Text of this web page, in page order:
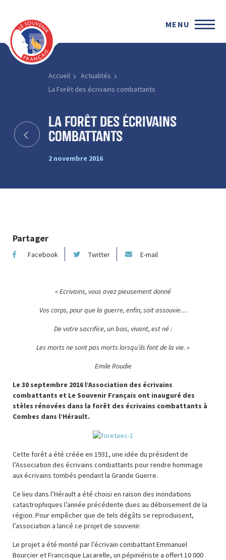
MENU
Accueil
Actualités
La Forêt des écrivains combattants
La Forêt des écrivains
combattants
2 novembre 2016
Partager
Facebook Twitter E-mail
« Ecrivains, vous avez pieusement donné
Vos corps, pour que la guerre, enfin, soit assouvie…
De votre sacrifice, un bois, vivant, est né :
Les morts ne sont pas morts lorsqu’ils font de la vie. »
Emile Roudie
Le 30 septembre 2016 l’Association des écrivains
combattants et Le Souvenir Français ont inauguré des
stèles rénovées dans la forêt des écrivains combattants à
Combes dans l’Hérault.
Cette forêt a été créée en 1931, une idée du président de
l’Association des écrivains combattants pour rendre hommage
aux écrivains tombés pendant la Grande Guerre.
Ce lieu dans l’Hérault a été choisi en raison des inondations
catastrophiques l’année précédente dues au déboisement de la
région. Pour empêcher que de tels dégâts se reproduisent,
l’association a lancé ce projet de souvenir.
Le projet a été monté par l’écrivain combattant Emmanuel
Bourcier et Francisque Lacarelle, un pépiniériste a offert 10 000